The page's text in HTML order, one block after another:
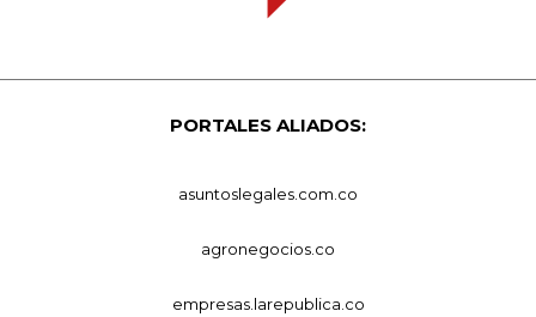
PORTALES ALIADOS:
asuntoslegales.com.co
agronegocios.co
empresas.larepublica.co